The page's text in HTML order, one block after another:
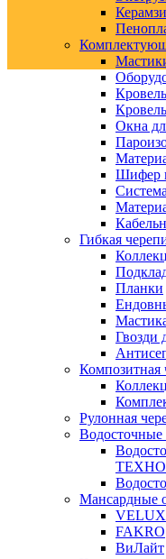
Окна
Шифер
Гибкая
Планки
Гвозди
Рулонная
Водосточные
Мансардные
VELUX
FAKRO
ВиЛайт